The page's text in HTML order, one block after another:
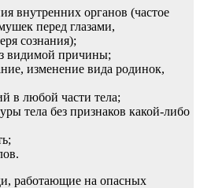
внутренних органов (частое
перед глазами,
сознания);
видимой причины;
изменение вида родинок,
в любой части тела;
тела без признаков какой-либо
работающие на опасных